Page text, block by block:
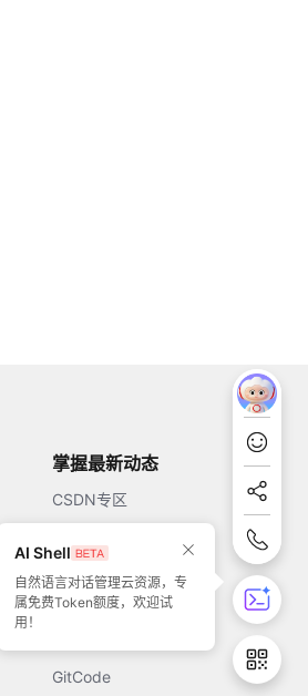
AI Shell
自然语言对话管理云资源，专
属免费Token额度，欢迎试
用！
掌握最新动态
CSDN专区
51CTO
GitCode